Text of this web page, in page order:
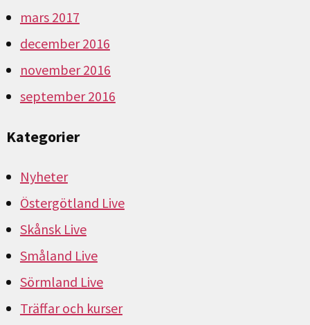
mars 2017
december 2016
november 2016
september 2016
Kategorier
Nyheter
Östergötland Live
Skånsk Live
Småland Live
Sörmland Live
Träffar och kurser